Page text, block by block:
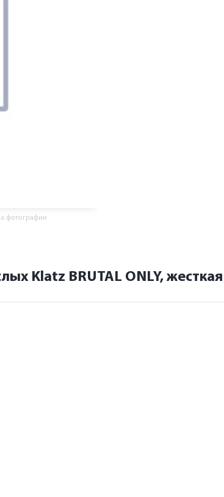
фотографии
Klatz BRUTAL ONLY, жесткая